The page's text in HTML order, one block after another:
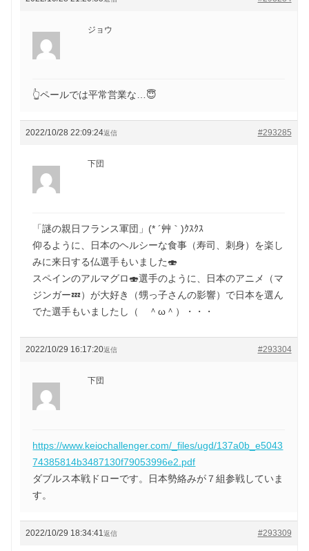
ジョウ
👆ペールでは平常営業な…😇
2022/10/28 22:09:24 #293285
返信
下団
「謎の親日フランス軍団」(* ´艸｀)ｸｽｸｽ
仰るように、日本のヘルシーな食事（寿司、刺身）を楽し
みに来日する仏選手もいました🍣
スペインのアルマグロ🍣選手のように、日本のアニメ（マ
ジンガー💤）が大好き（甥っ子さんの影響）で日本を選ん
でた選手もいましたし（ ＾ω＾）・・・
2022/10/29 16:17:20 #293304
返信
下団
https://www.keiochallenger.com/_files/ugd/137a0b_e5043
74385814b3487130f79053996e2.pdf
ダブルス本戦ドローです。日本勢絡みが７組参戦していま
す。
2022/10/29 18:34:41 #293309
返信